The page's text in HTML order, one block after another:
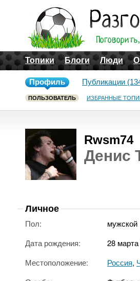
Топики Блоги Люди О
Профиль
ПОЛЬЗОВАТЕЛЬ ИЗБРАННЫЕ
Публикации
Rwsm74
Денис
Личное
Пол:
мужской
Дата рождения:
28
Местоположение:
Россия,